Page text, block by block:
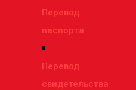
Перевод
паспорта
Перевод
свидетельства